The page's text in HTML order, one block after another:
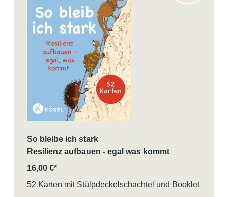
So bleibe ich stark
Resilienz aufbauen - egal was kommt
16,00 €*
52 Karten mit Stülpdeckelschachtel und Booklet